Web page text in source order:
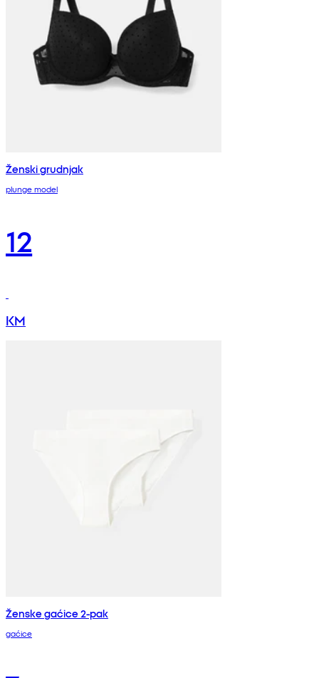
Ženski grudnjak
plunge model
12
KM
Ženske gaćice 2-pak
gaćice